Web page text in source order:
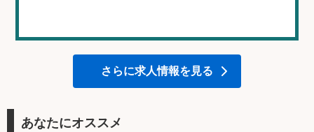
さらに求人情報を見る
あなたにオススメ